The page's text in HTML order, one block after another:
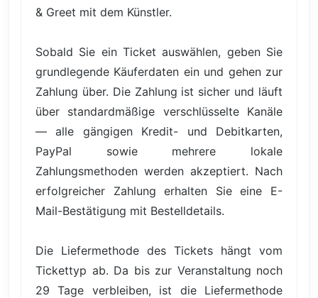
& Greet mit dem Künstler.
Sobald Sie ein Ticket auswählen, geben Sie
grundlegende Käuferdaten ein und gehen zur
Zahlung über. Die Zahlung ist sicher und läuft
über standardmäßige verschlüsselte Kanäle
— alle gängigen Kredit- und Debitkarten,
PayPal sowie mehrere lokale
Zahlungsmethoden werden akzeptiert. Nach
erfolgreicher Zahlung erhalten Sie eine E-
Mail-Bestätigung mit Bestelldetails.
Die Liefermethode des Tickets hängt vom
Tickettyp ab. Da bis zur Veranstaltung noch
29 Tage verbleiben, ist die Liefermethode